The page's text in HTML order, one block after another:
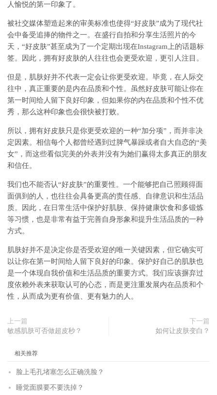
人愉悦的第一印象了。
被社交媒体塑造起来的审美标准也使得“好皮肤”成为了现代社
会中备受追捧的物件之一。在盛行自拍和分享生活照片的今
天，“好皮肤”甚至成为了一个定期出现在Instagram上的话题标
签。因此，拥有好皮肤的人往往也会更受欢迎，更引人注目。
但是，肌肤好并不代表一定会让你更受欢迎。毕竟，在人际交
往中，真正重要的是内在品质和个性。虽然好皮肤可能让你在
第一时间给人留下良好印象，但如果你的内在品质和个性不优
秀，那么这种印象也会很快被打败。
所以，拥有好皮肤只是你更受欢迎的一种“加分项”，而并非决
定因素。相信每个人都曾经遇到过脾气暴躁或者自大自恋的“美
女”，而这些看似完美的外表并没有为她们赢得太多真正的朋友
和信任。
我们也不能否认“好皮肤”的重要性。一个能够把自己照顾得面
面俱到的人，也往往会具备更高的责任感、自律意识和生活品
质。因此，在日常生活中保护好肌肤、保持健康饮食和多锻炼
等习惯，也是非常有益于完善自身形象和提升生活品质的一种
方式。
肌肤好并不是决定你是否受欢迎的唯一关键因素，但它确实可
以让你在第一时间给人留下良好的印象。保护好自己的肌肤也
是一个体现自我价值和生活品质的重要方式。我们应该摒弃过
度依赖外表来获取认可的心态，而是更注重发展内在品质和个
性，从而成为更有价值、更有魅力的人。
上一篇
敏感肌肤可否做超皮秒？
下一篇
如何让皮肤变白？
相关推荐
脸上毛孔堵塞怎么正确洗脸？
睡觉面膜要不要洗掉？